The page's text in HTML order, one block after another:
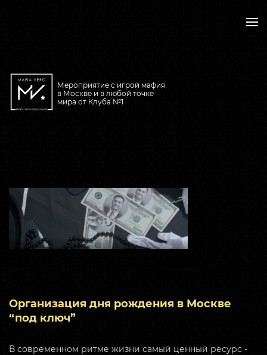
Мероприятие с игрой мафия
в Москве и в любой точке
мира от Клуба №1
Статьи
Организация дня рождения в Москве
“под ключ”
В современном ритме жизни самый ценный ресурс -